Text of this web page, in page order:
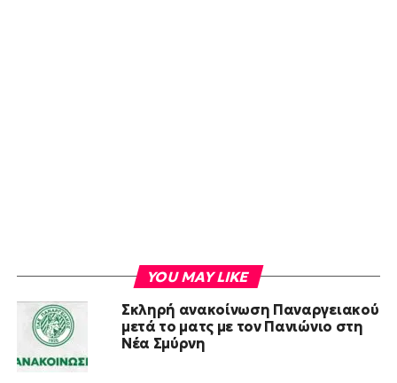
YOU MAY LIKE
Σκληρή ανακοίνωση Παναργειακού
μετά το ματς με τον Πανιώνιο στη
Νέα Σμύρνη